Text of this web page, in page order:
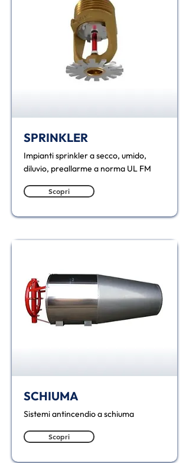
SPRINKLER
Impianti sprinkler a secco, umido,
diluvio, preallarme a norma UL FM
Scopri
SCHIUMA
Sistemi antincendio a schiuma
Scopri